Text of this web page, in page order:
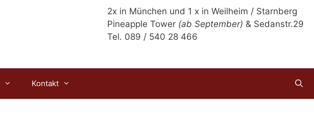
2x in München und 1 x in Weilheim / Starnberg
Pineapple Tower (ab September) & Sedanstr.29
Tel. 089 / 540 28 466
Kontakt